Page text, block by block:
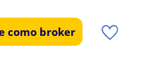
como broker